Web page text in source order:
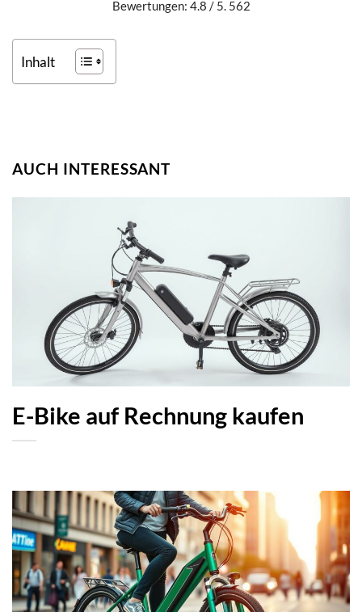
Bewertungen: 4.8 / 5. 562
Inhalt
AUCH INTERESSANT
E-Bike auf Rechnung kaufen